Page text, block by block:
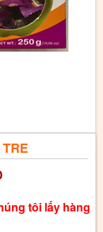
tôi lấy hàng